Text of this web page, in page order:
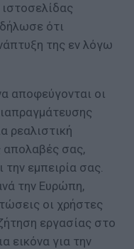
ότι
της εν λόγω
αποφεύγονται οι
ρεαλιστική
απολαβές σας,
εμπειρία σας.
την Ευρώπη,
οι χρήστες
εργασίας στο
εικόνα για την